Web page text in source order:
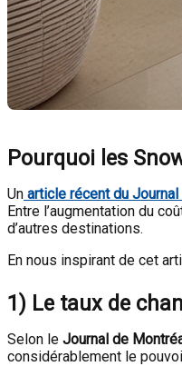
Pourquoi les
Un article récent du
Entre l’augmentation du
d’autres destinations.
En nous inspirant de cet
1) Le taux de
Selon le Journal de
considérablement le